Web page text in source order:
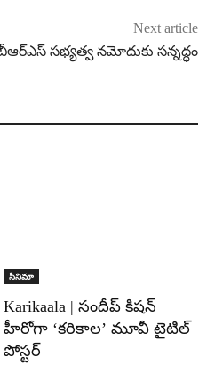
Next article
సభ్యత్వ నమోదుకు సన్నద్ధం
సినిమా
Karikaala | సందీప్ కిషన్
హీరోగా ‘కరికాల’ మూవీ టైటిల్
పోస్టర్